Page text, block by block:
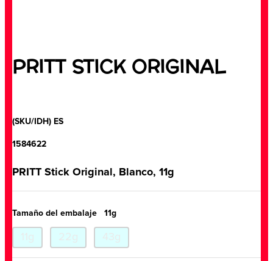
PRITT STICK ORIGINAL
(SKU/IDH) ES
1584622
PRITT Stick Original, Blanco, 11g
Tamaño del embalaje 11g